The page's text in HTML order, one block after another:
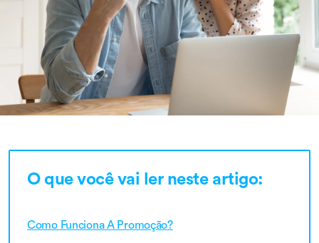
O que você vai ler neste artigo:
Como Funciona A Promoção?